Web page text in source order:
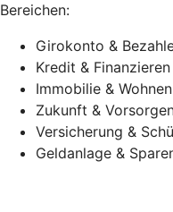
Bereichen:
Girokonto &
Kredit & Finanzieren
Immobilie & Wohnen
Zukunft &
Versicherung &
Geldanlage &